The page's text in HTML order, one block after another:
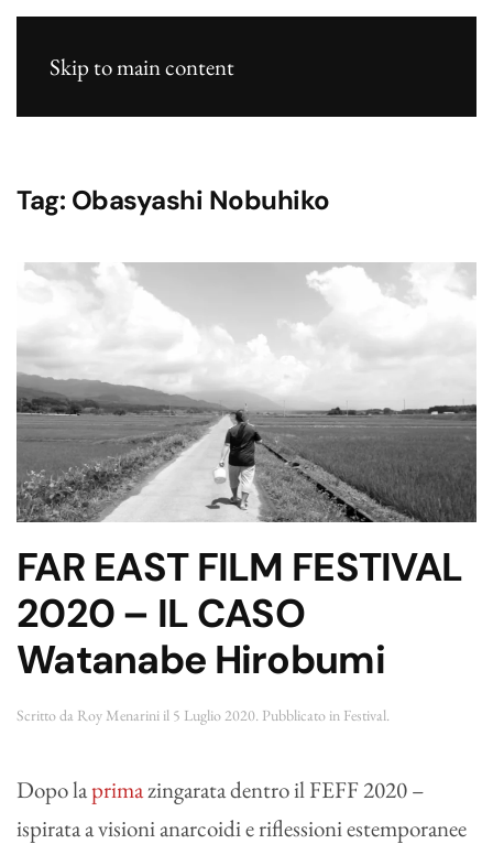
Skip to main content
Tag: Obasyashi Nobuhiko
FAR EAST FILM FESTIVAL
2020 – IL CASO
Watanabe Hirobumi
Scritto da Roy Menarini il 5 Luglio 2020 . Pubblicato in Festival
Dopo laprimazingarata dentro il FEFF 2020 –
ispirata a visioni anarcoidi e riflessioni estemporanee